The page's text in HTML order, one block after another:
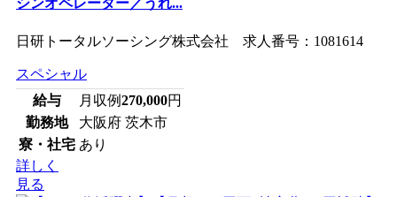
シンオペレーター／うれ...
日研トータルソーシング株式会社 求人番号：1081614
スペシャル
給与
月収例270,000円
勤務地
大阪府 茨木市
寮・社宅 あり
詳しく
見る